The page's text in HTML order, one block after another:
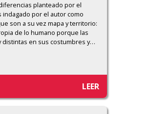
planteado por el
indagado por el autor como
son a su vez mapa y territorio:
de lo humano porque las
en sus costumbres y…
LEER